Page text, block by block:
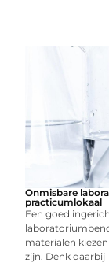
Onmisbare
practicumlokaal
Een goed
materialen
zijn. Denk daarbij